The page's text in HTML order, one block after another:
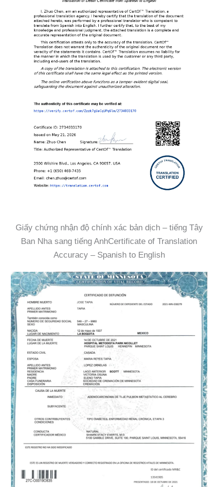
Giấy chứng nhận độ chính xác bản dịch – tiếng Tây
Ban Nha sang tiếng AnhCertificate of Translation
Accuracy – Spanish to English